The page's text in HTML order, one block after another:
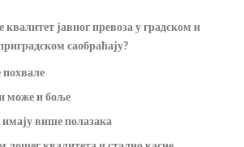
квалитет јавног превоза у градском и
саобраћају?
похвале
може и боље
имају више полазака